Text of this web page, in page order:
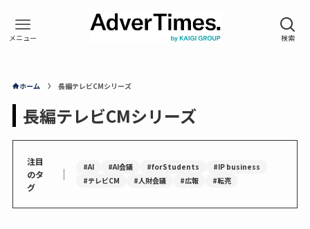
ホーム 長編テレビCMシリーズ
長編テレビCMシリーズ
注目
のタ
グ
｜ #AI #AI会議 #forStudents
#IP business
#テレビCM
#人財会議 #広報 #転売